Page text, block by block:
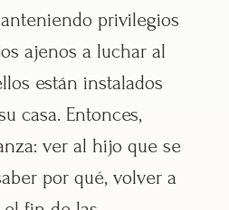
privilegios
ajenos a luchar al
están instalados
casa. Entonces,
ver al hijo que se
por qué, volver a